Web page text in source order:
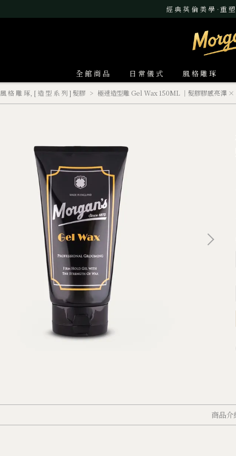
經 典 英 倫 美 學 · 重
全 館 商 品 日 常 儀 式 風 格 雕 琢
風 格 雕 琢, [ 造 型 系 列 ] 髮膠 極速造型雕 Gel Wax 150ML ｜髮膠膠感亮澤 ×
商品介